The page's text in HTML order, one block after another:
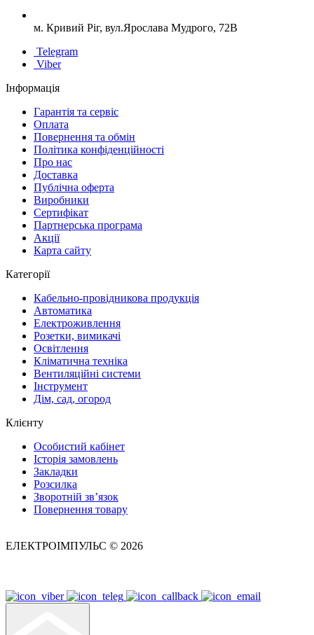
м. Кривий Ріг, вул.Ярослава Мудрого, 72В
Telegram
Viber
Інформація
Гарантія та сервіс
Оплата
Повернення та обмін
Політика конфіденційності
Про нас
Доставка
Публічна оферта
Виробники
Сертифікат
Партнерська програма
Акції
Карта сайту
Категорії
Кабельно-провідникова продукція
Автоматика
Електроживлення
Розетки, вимикачі
Освітлення
Кліматична техніка
Вентиляційні системи
Інструмент
Дім, сад, огород
Клієнту
Особистий кабінет
Історія замовлень
Закладки
Розсилка
Зворотній зв’язок
Повернення товару
ЕЛЕКТРОІМПУЛЬС © 2026